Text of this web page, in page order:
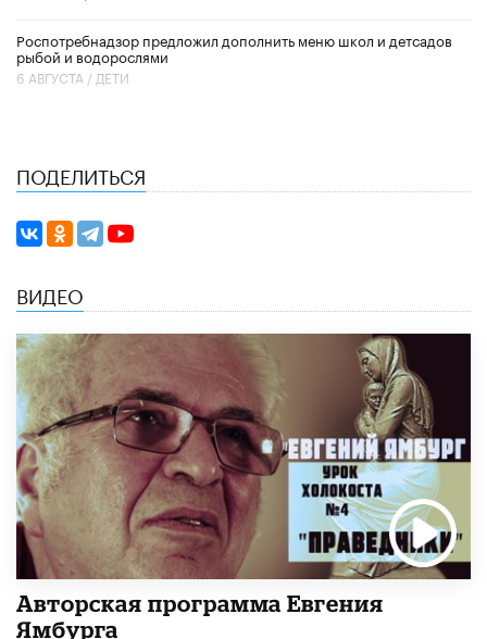
Роспотребнадзор предложил дополнить меню школ и детсадов
рыбой и водорослями
6 АВГУСТА / ДЕТИ
ПОДЕЛИТЬСЯ
ВИДЕО
Авторская программа Евгения
Ямбурга